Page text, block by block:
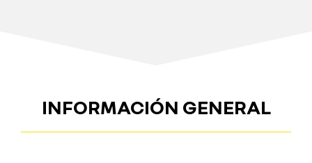
INFORMACIÓN GENERAL